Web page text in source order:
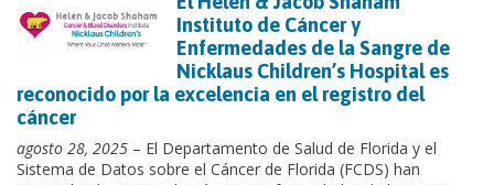
Instituto de Cáncer y
Enfermedades de la Sangre de
Nicklaus Children’s Hospital es
reconocido por la excelencia en el registro del
cáncer
agosto 28, 2025 – El Departamento de Salud de Florida y el
Sistema de Datos sobre el Cáncer de Florida (FCDS) han